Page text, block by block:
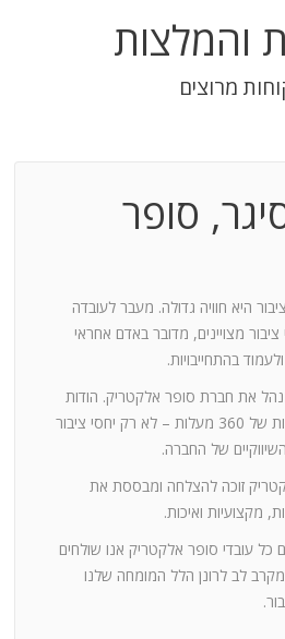
והמלצות
מרוצים
סופר
היא חוויה גדולה. מעבר לעובדה
מצויינים, מדובר באדם אחראי
בהתחייבויות.
את חברת סופר אלקטריק. הודות
לרונן הלל אנו מקבלים שירות של 360 מעלות – לא רק יחסי ציבור
של החברה.
זוכה להצלחה ומבססת את
מקצועיות ואיכות.
כל עובדי סופר אלקטריק אנו שולחים
לב לרונן הלל המומחה שלנו